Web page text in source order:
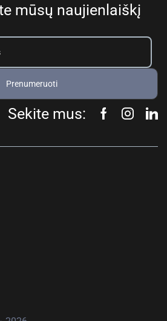
mūsų naujienlaiškį
Prenumeruoti
Sekite mus: